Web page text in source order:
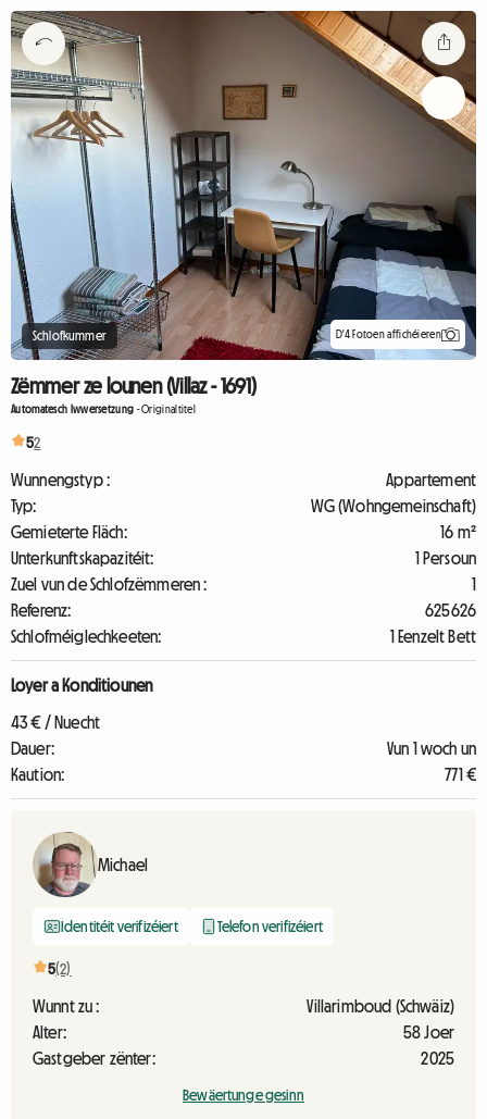
Schlofkummer D'4 Fotoen affichéieren
Zëmmer ze lounen (Villaz - 1691)
Automatesch Iwwersetzung -Originaltitel
52
Wunnengstyp :
Appartement
Typ:
WG (Wohngemeinschaft)
Gemieterte Fläch:
16 m²
Unterkunftskapazitéit:
1 Persoun
Zuel vun de Schlofzëmmeren :
1
Referenz:
625626
Schlofméiglechkeeten:
1 Eenzelt Bett
Loyer a Konditiounen
43 € / Nuecht
Dauer:
Vun 1 woch un
Kaution:
771 €
Michael
Identitéit verifizéiert Telefon verifizéiert
5(2)
Wunnt zu :
Villarimboud (Schwäiz)
Alter:
58 Joer
Gastgeber zënter:
2025
Bewäertunge gesinn